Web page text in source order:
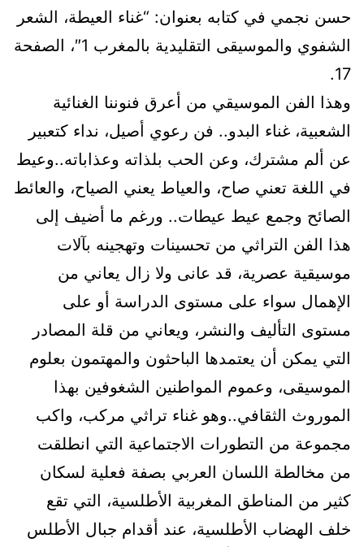
حسن نجمي في كتابه بعنوان: “غناء العيطة، الشعر
الشفوي والموسيقى التقليدية بالمغرب 1″، الصفحة
17.
وهذا الفن الموسيقي من أعرق فنوننا الغنائية
الشعبية، غناء البدو.. فن رعوي أصيل، نداء كتعبير
عن ألم مشترك، وعن الحب بلذاته وعذاباته..وعيط
في اللغة تعني صاح، والعياط يعني الصياح، والعائط
الصائح وجمع عيط عيطات.. ورغم ما أضيف إلى
هذا الفن التراثي من تحسينات وتهجينه بآلات
موسيقية عصرية، قد عانى ولا زال يعاني من
الإهمال سواء على مستوى الدراسة أو على
مستوى التأليف والنشر، ويعاني من قلة المصادر
التي يمكن أن يعتمدها الباحثون والمهتمون بعلوم
الموسيقى، وعموم المواطنين الشغوفين بهذا
الموروث الثقافي..وهو غناء تراثي مركب، واكب
مجموعة من التطورات الاجتماعية التي انطلقت
من مخالطة اللسان العربي بصفة فعلية لسكان
كثير من المناطق المغربية الأطلسية، التي تقع
خلف الهضاب الأطلسية، عند أقدام جبال الأطلس